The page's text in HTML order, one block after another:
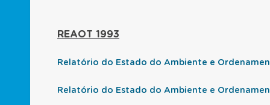
REAOT 1993
Relatório do Estado do Ambiente e
Relatório do Estado do Ambiente e